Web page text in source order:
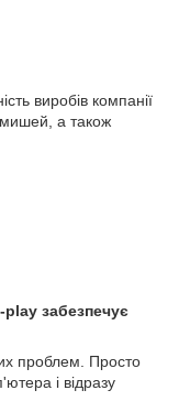
виробів компанії
мишей, а також
play забезпечує
проблем. Просто
і відразу